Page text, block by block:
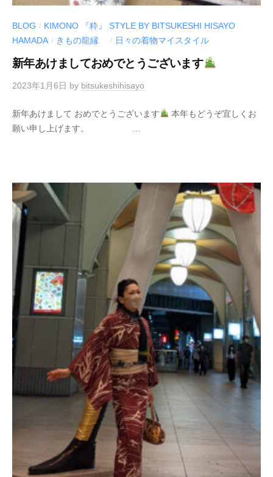
BLOG / KIMONO 『粋』 STYLE BY BITSUKESHI HISAYO
HAMADA / きもの龍縁 / 日々の着物マイスタイル
新年あけましておめでとうございます
2023年1月6日 by bitsukeshihisayo
新年あけまして おめでとうございます
本年もどうぞ宜しくお
願い申し上げます。 ...